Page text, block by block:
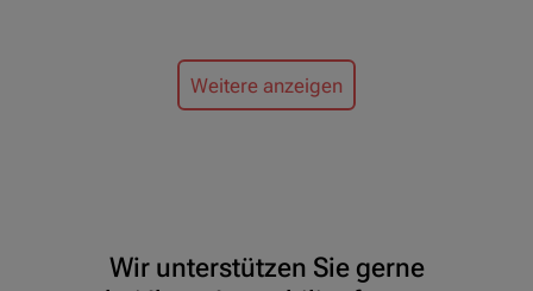
Weitere anzeigen
Wir unterstützen Sie gerne